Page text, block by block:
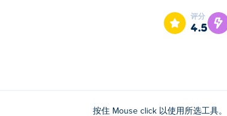
评分
4.5
按住 Mouse click 以使用所选工具。